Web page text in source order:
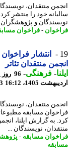
منتقدان، نویسندگان
خود را منتشر کرد. -
و پژوهشگران
- فراخوان مسابقه-
انتشار فراخوان
منتقدان تئاتر
-فرهنگی-
1405، 16:12
منتقدان، نویسندگان و
مسابقه مطبوعاتی
به گزارش ایلنا، انجمن
نویسندگان ...
مسابقه-